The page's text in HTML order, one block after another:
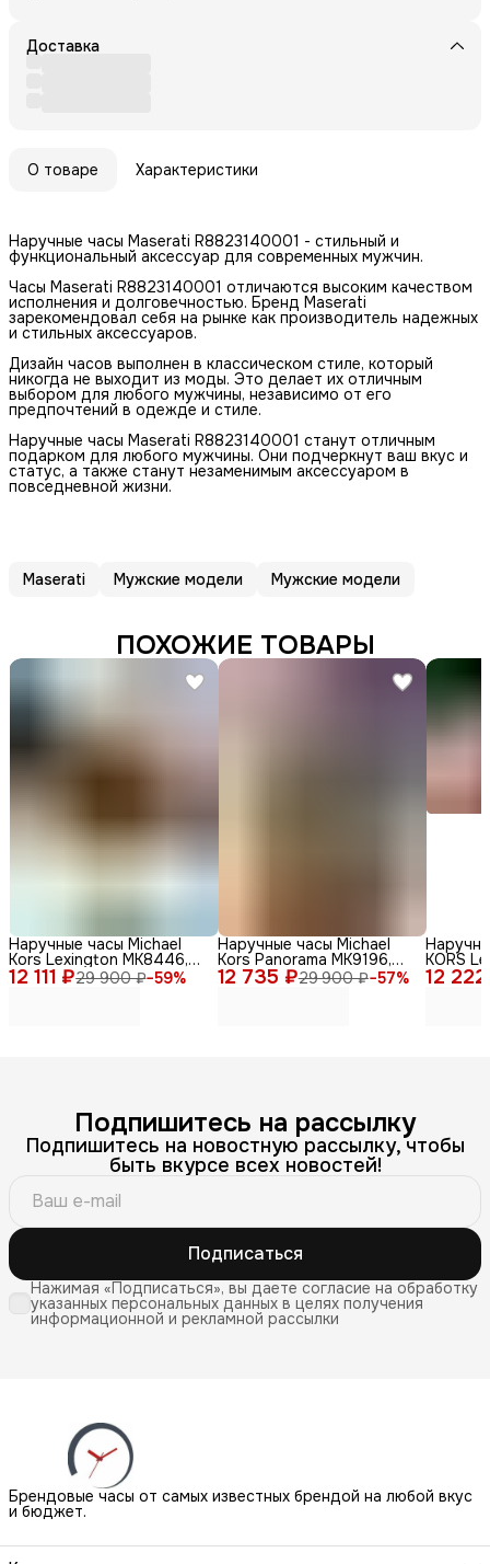
Доставка
О товаре Характеристики
Наручные часы Maserati R8823140001 - стильный и
функциональный аксессуар для современных мужчин.
Часы Maserati R8823140001 отличаются высоким качеством
исполнения и долговечностью. Бренд Maserati
зарекомендовал себя на рынке как производитель надежных
и стильных аксессуаров.
Дизайн часов выполнен в классическом стиле, который
никогда не выходит из моды. Это делает их отличным
выбором для любого мужчины, независимо от его
предпочтений в одежде и стиле.
Наручные часы Maserati R8823140001 станут отличным
подарком для любого мужчины. Они подчеркнут ваш вкус и
статус, а также станут незаменимым аксессуаром в
повседневной жизни.
Maserati Мужские модели Мужские модели
ПОХОЖИЕ ТОВАРЫ
12 111 ₽29 900 ₽−59%
Наручные часы Michael
Kors Lexington MK8446,
мужские, кварцевый
механизм, золотые
12 735 ₽29 900 ₽−57%
Наручные часы Michael
Kors Panorama MK9196,
нержавеющая сталь,
серебристый
12
KORS
сталь
Подпишитесь на рассылку
Подпишитесь на новостную рассылку, чтобы
быть вкурсе всех новостей!
Подписаться
Нажимая «Подписаться», вы даете согласие на обработку
указанных персональных данных в целях получения
информационной и рекламной рассылки
Брендовые часы от самых известных брендой на любой вкус
и бюджет.